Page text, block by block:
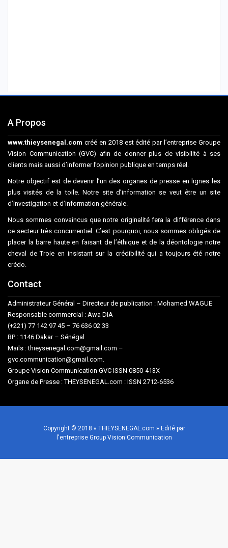
A Propos
www.thieysenegal.com créé en 2018 est édité par l’entreprise Groupe
Vision Communication (GVC) afin de donner plus de visibilité à ses
clients mais aussi d’informer l’opinion publique en temps réel.
Notre objectif est de devenir l’un des organes de presse en lignes les
plus visités de la toile. Notre site d’information se veut être un site
d’investigation et d’information générale.
Nous sommes convaincus que notre originalité fera la différence dans
ce secteur très concurrentiel. C’est pourquoi, nous sommes obligés de
placer la barre haute en faisant de l’éthique et de la déontologie notre
cheval de Troie en insistant sur la crédibilité qui a toujours été notre
crédo.
Contact
Administrateur Général – Directeur de publication : Mohamed WAGUE
Responsable commercial : Awa DIA
(+221) 77 142 97 45 – 76 636 02 33
BP : 1146 Dakar – Sénégal
Mails : thieysenegal.com@gmail.com –
gvc.communication@gmail.com.
Groupe Vision Communication GVC ISSN 0850-413X
Organe de Presse : THEYSENEGAL.com : ISSN 2712-6536
Copyright © 2018 « THIEYSENEGAL.com » Edité par
l'entreprise Group Vision Communication